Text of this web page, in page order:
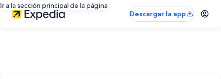
Ir a la sección principal de la página
Descargar la app